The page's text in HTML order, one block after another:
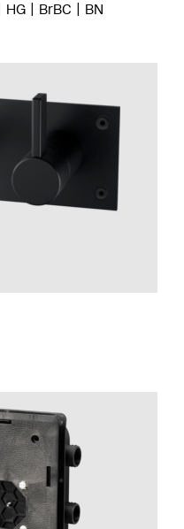
HG BrBC BN